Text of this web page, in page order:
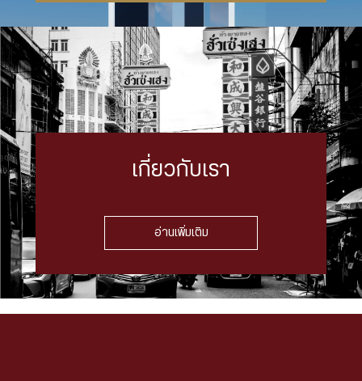
เกี่ยวกับเรา
อ่านเพิ่มเติม